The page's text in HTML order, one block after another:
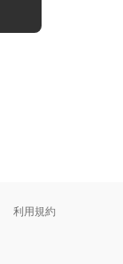
利用規約